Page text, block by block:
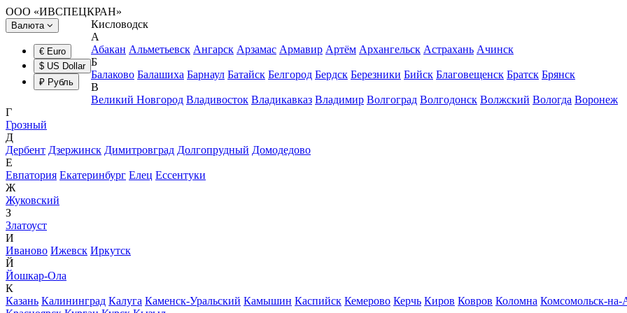
ООО «ИВСПЕЦКРАН»
Валюта
€ Euro
$ US Dollar
₽ Рубль
Кисловодск
А
Абакан Альметьевск Ангарск Арзамас Армавир Артём Архангельск Астрахань Ачинск
Б
Балаково Балашиха Барнаул Батайск Белгород Бердск Березники Бийск Благовещенск Братск Брянск
В
Великий Новгород Владивосток Владикавказ Владимир Волгоград Волгодонск Волжский Вологда Воронеж
Г
Грозный
Д
Дербент Дзержинск Димитровград Долгопрудный Домодедово
Е
Евпатория Екатеринбург Елец Ессентуки
Ж
Жуковский
З
Златоуст
И
Иваново Ижевск Иркутск
Й
Йошкар-Ола
К
Казань Калининград Калуга Каменск-Уральский Камышин Каспийск Кемерово Керчь Киров Ковров Коломна Комсомольск-на-